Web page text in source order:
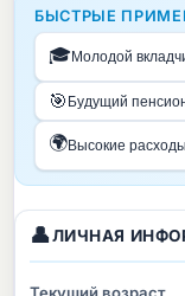
БЫСТРЫЕ
🎓 Молодой
🎯 Будущий
🌍Высокие расходы
👤ЛИЧНАЯ
Текущий возраст